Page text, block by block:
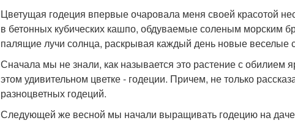
Цветущая годеция впервые очаровала меня своей красотой
в бетонных кубических кашпо, обдуваемые соленым морским
палящие лучи солнца, раскрывая каждый день новые веселые
Сначала мы не знали, как называется это растение с обилием
этом удивительном цветке - годеции. Причем, не только
разноцветных годеций.
Следующей же весной мы начали выращивать годецию на